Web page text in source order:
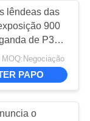
a
lêndeas das
900
de P3
para a
fixa
MOQ:Negociação
PAPO
o